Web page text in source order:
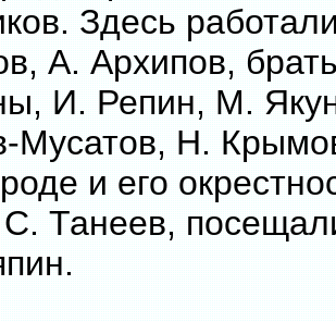
Здесь
А. Архипов,
И. Репин, М.
Мусатов, Н.
и его
С. Танеев,